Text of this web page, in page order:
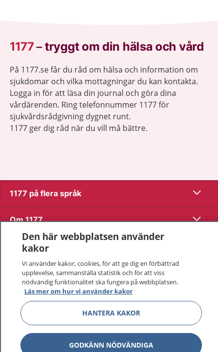
1177–tryggt om din hälsa och vård
På 1177.se får du råd om hälsa och information om
sjukdomar och vilka mottagningar du kan kontakta.
Logga in för att läsa din journal och göra dina
vårdärenden. Ring telefonnummer 1177 för
sjukvårdsrådgivning dygnet runt.
1177 ger dig råd när du vill må bättre.
1177 på flera språk Visa
Om 1177 Visa
Kontakt
Behandling av personuppgifter
Hantering av kakor
Inställningar för kakor
Den här webbplatsen använder
kakor
Vi använder kakor, cookies, för att ge dig en förbättrad
upplevelse, sammanställa statistik och för att viss
nödvändig funktionalitet ska fungera på webbplatsen.
Läs mer om hur vi använder kakor
HANTERA KAKOR
GODKÄNN NÖDVÄNDIGA